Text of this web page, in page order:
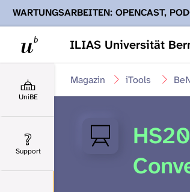
ILIAS Universität
WARTUNGSARBEITEN: OPENCAST,
Ihnen Podcasts, Opencast-Videos und
UniBE
Support
iTools
Magazin